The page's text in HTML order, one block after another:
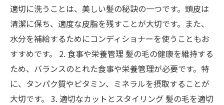
適切に洗うことは、美しい髪の秘訣の一つです。頭皮は
清潔に保ち、適度な皮脂を残すことが大切です。また、
水分を補給するためにコンディショナーを使うこともお
すすめです。 2. 食事や栄養管理 髪の毛の健康を維持する
ため、バランスのとれた食事や栄養管理が必要です。特
に、タンパク質やビタミン、ミネラルを摂取することが
大切です。 3. 適切なカットとスタイリング 髪の毛を適切